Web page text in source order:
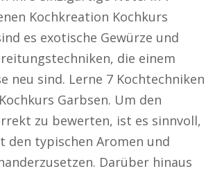
Kochkreation Kochkurs
es exotische Gewürze und
die einem
neu sind. Lerne 7 Kochtechniken
Garbsen. Um den
zu bewerten, ist es sinnvoll,
den typischen Aromen und
Darüber hinaus